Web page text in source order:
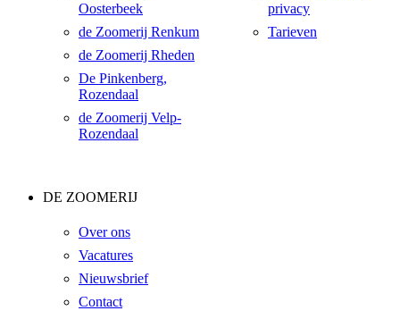
Oosterbeek
de Zoomerij Renkum
de Zoomerij Rheden
De Pinkenberg,
Rozendaal
de Zoomerij Velp-
Rozendaal
privacy
Tarieven
DE ZOOMERIJ
Over ons
Vacatures
Nieuwsbrief
Contact